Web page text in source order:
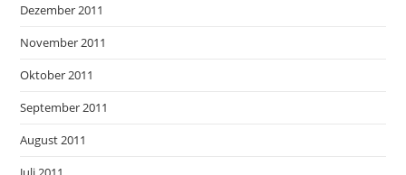
Dezember 2011
November 2011
Oktober 2011
September 2011
August 2011